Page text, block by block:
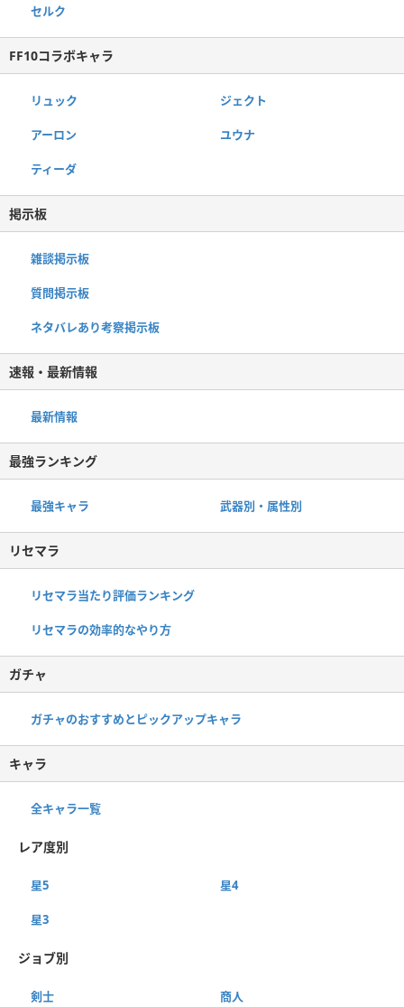
セルク
FF10コラボキャラ
リュック ジェクト
アーロン ユウナ
ティーダ
掲示板
雑談掲示板
質問掲示板
ネタバレあり考察掲示板
速報・最新情報
最新情報
最強ランキング
最強キャラ 武器別・属性別
リセマラ
リセマラ当たり評価ランキング
リセマラの効率的なやり方
ガチャ
ガチャのおすすめとピックアップキャラ
キャラ
全キャラ一覧
レア度別
星5 星4
星3
ジョブ別
剣士 商人